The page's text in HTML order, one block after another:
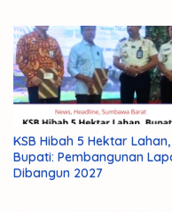
KSB Hibah 5 Hektar Lahan,
Bupati: Pembangunan
Dibangun 2027